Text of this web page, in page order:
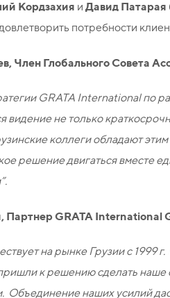
Кордзахия и Давид Патарая
потребности
Член Глобального Совета
GRATA International по
видение не только
коллеги обладают
решение двигаться вместе
GRATA International
на рынке Грузии с 1999
к решению сделать наше
Объединение наших усилий